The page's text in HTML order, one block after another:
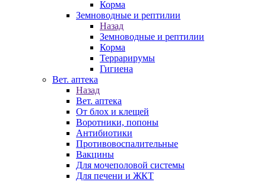
Корма
Земноводные и рептилии
Назад
Земноводные и рептилии
Корма
Террарирумы
Гигиена
Вет. аптека
Назад
Вет. аптека
От блох и клещей
Воротники, попоны
Антибиотики
Противовоспалительные
Вакцины
Для мочеполовой системы
Для печени и ЖКТ